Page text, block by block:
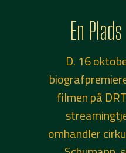
En
D. 16
filmen på
omhandler